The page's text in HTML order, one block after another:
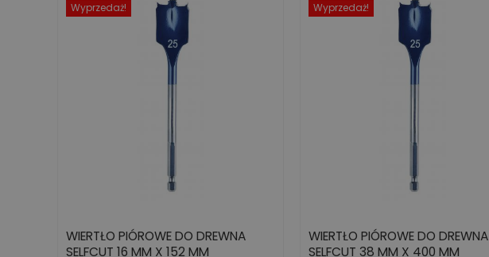
Wyprzedaż!
WIERTŁO PIÓROWE DO DREWNA
SELFCUT 16 MM X 152 MM
Wyprzedaż!
WIERTŁO PIÓROWE DO DREWNA
SELFCUT 38 MM X 400 MM